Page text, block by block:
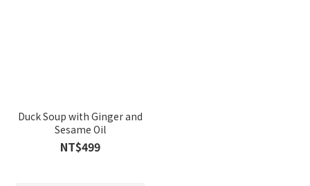
Duck Soup with Ginger and
Sesame Oil
NT$499